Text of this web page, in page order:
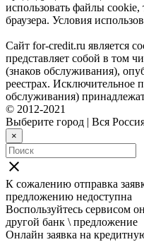
использовать файлы
браузера. Условия
Сайт for-credit.ru является
представляет собой в том
(знаков обслуживания),
реестрах. Исключительное
обслуживания)
© 2012-2021
Выберите город | Вся
×
close
К сожалению отправка
предложению недоступна
Воспользуйтесь сервисом
другой банк \ предложение
Онлайн заявка на